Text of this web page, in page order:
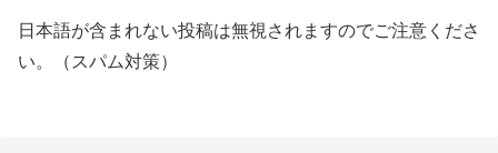
日本語が含まれない投稿は無視されますのでご注意くださ
い。（スパム対策）